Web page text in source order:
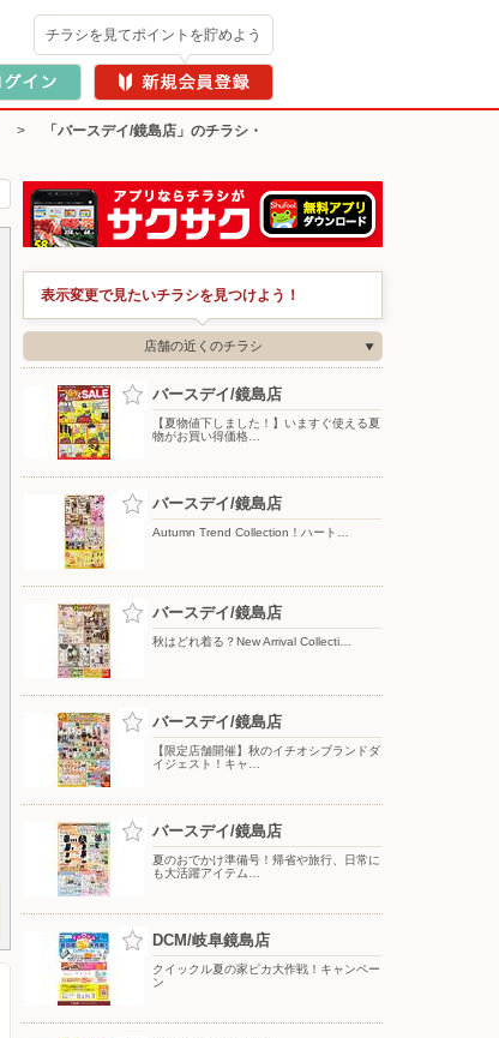
チラシを見てポイントを貯めよう
>
「バースデイ/鏡島店」のチラシ・
表示変更で見たいチラシを見つけよう！
店舗の近くのチラシ
バースデイ/鏡島店
【夏物値下しました！】いますぐ使える夏
物がお買い得価格…
バースデイ/鏡島店
Autumn Trend Collection！ハート…
バースデイ/鏡島店
秋はどれ着る？New Arrival Collecti…
バースデイ/鏡島店
【限定店舗開催】秋のイチオシブランドダ
イジェスト！キャ…
バースデイ/鏡島店
夏のおでかけ準備号！帰省や旅行、日常に
も大活躍アイテム…
DCM/岐阜鏡島店
クイックル夏の家ピカ大作戦！キャンペー
ン